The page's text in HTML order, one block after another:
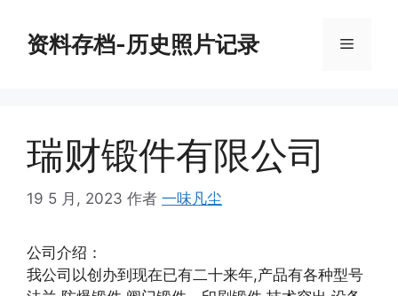
资料存档-历史照片记录 菜
瑞财锻件有限公司
19 5 月, 2023 作者 一味凡尘
公司介绍：
我公司以创办到现在已有二十来年,产品有各种型号